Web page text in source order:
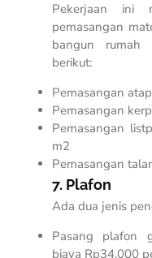
Pekerjaan ini
pemasangan
bangun
berikut:
Pemasangan
Pemasangan
Pemasangan
m2
Pemasangan
7. Plafon
Ada dua jenis
Pasang plafon
biaya Rp34.000